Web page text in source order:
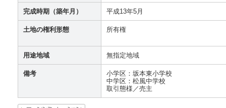
完成時期（築年月） 平成13年5月
土地の権利形態 所有権
用途地域 無指定地域
備考
小学区：坂本東小学校
中学区：松風中学校
取引態様／売主